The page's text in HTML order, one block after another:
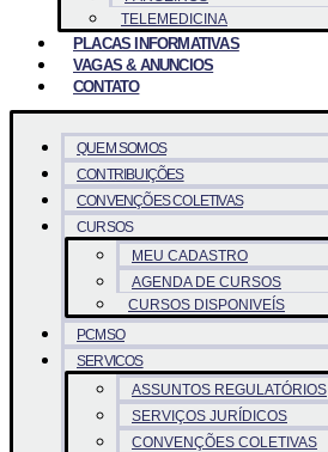
TELEMEDICINA
PLACAS INFORMATIVAS
VAGAS & ANUNCIOS
CONTATO
QUEM SOMOS
CONTRIBUIÇÕES
CONVENÇÕES COLETIVAS
CURSOS
MEU CADASTRO
AGENDA DE CURSOS
CURSOS DISPONIVEÍS
PCMSO
SERVICOS
ASSUNTOS REGULATÓRIOS
SERVIÇOS JURÍDICOS
CONVENÇÕES COLETIVAS